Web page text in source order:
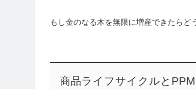
もし金のなる木を無限に増産できたらど
商品ライフサイクルと